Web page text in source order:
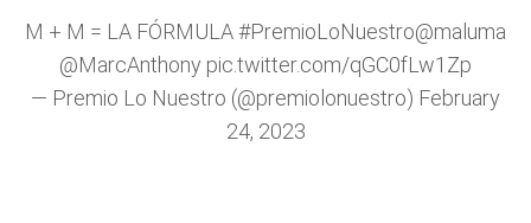
M + M = LA FÓRMULA#PremioLoNuestro@maluma
@MarcAnthony pic.twitter.com/qGC0fLw1Zp
— Premio Lo Nuestro (@premiolonuestro) February
24, 2023